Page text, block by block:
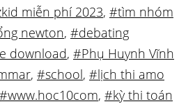
miễn phí 2023, #tìm nhóm
newton, #debating
download, #Phụ Huynh Vĩnh
, #school, #lịch thi amo
#www.hoc10com, #kỳ thi toán